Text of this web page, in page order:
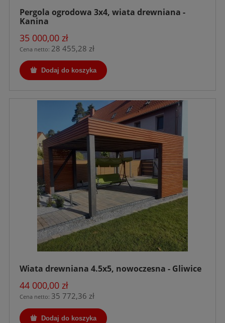
Pergola ogrodowa 3x4, wiata drewniana -
Kanina
35 000,00 zł
Cena netto: 28 455,28 zł
Dodaj do koszyka
Wiata drewniana 4.5x5, nowoczesna - Gliwice
44 000,00 zł
Cena netto: 35 772,36 zł
Dodaj do koszyka